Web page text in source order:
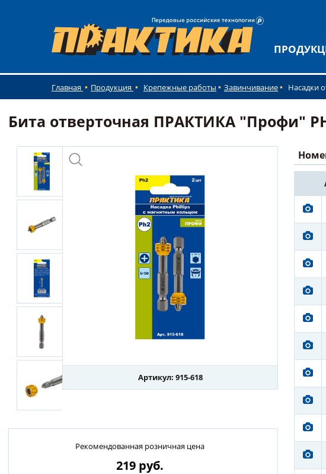
Главная Продукция Крепежные работы Завинчивание Насадки
Бита отверточная ПРАКТИКА "Профи"
Артикул: 915-618
Рекомендованная розничная цена
219 руб.